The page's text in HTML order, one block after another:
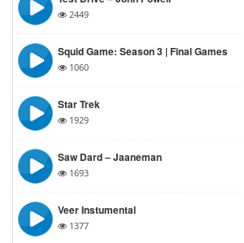
2449
Squid Game: Season 3 | Final Games
1060
Star Trek
1929
Saw Dard – Jaaneman
1693
Veer Instumental
1377